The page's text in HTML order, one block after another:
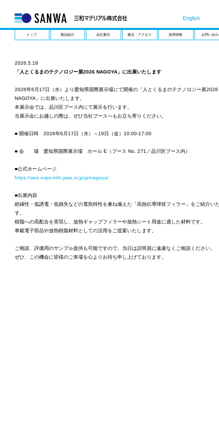
トップ 製品紹介 会社案内 拠点・アクセス 採用情報 お問い合わ
English
2026.5.18
「人とくるまのテクノロジー展2026 NAGOYA」に出展いたします
2026年6月17日（水）より愛知県国際展示場にて開催の「人とくるまのテクノロジー展2026
NAGOYA」に出展いたします。
本展示会では、品川区ブース内にて展示を行います。
当展示会にお越しの際は、ぜひ当社ブースへもお立ち寄りください。
■ 開催日時 2026年6月17日（水）～19日（金）10:00-17:00
■ 会 場 愛知県国際展示場 ホール E（ブース No. 271／品川区ブース内）
■公式ホームページ
https://aee.expo-info.jsae.or.jp/ja/nagoya/
■出展内容
絶縁性・低誘電・低損失などの電気特性を兼ね備えた「高熱伝導球状フィラー」をご紹介い
す。
樹脂への高配合を実現し、放熱ギャップフィラーや放熱シート用途に適した材料です。
車載電子部品や放熱樹脂材料としての活用をご提案いたします。
ご相談、評価用のサンプル提供も可能ですので、当日は説明員に遠慮なくご相談ください。
ぜひ、この機会に皆様のご来場を心よりお待ち申し上げております。